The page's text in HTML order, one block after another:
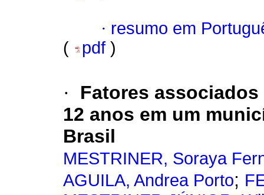
· resumo em
(
pdf )
·
Fatores
12 anos em um
Brasil
MESTRINER, Soraya
AGUILA, Andrea Porto;